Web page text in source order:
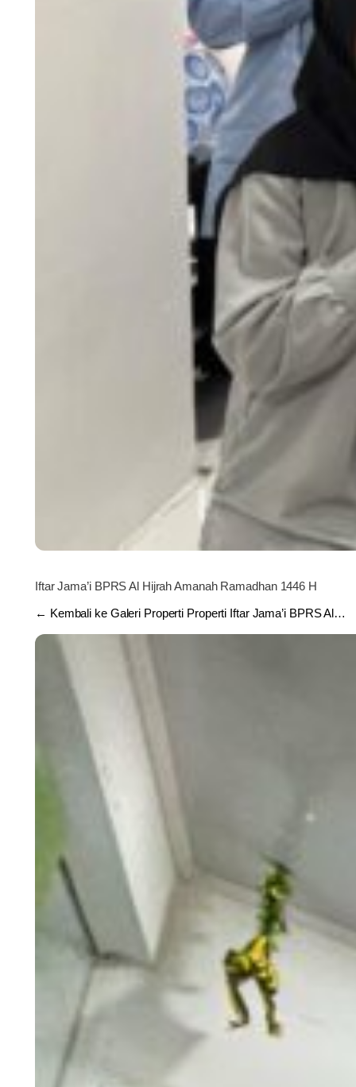
Iftar Jama’i BPRS Al Hijrah Amanah Ramadhan 1446 H
← Kembali ke Galeri Properti Properti Iftar Jama’i BPRS Al…